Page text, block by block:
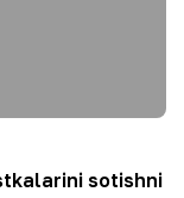
sotishni